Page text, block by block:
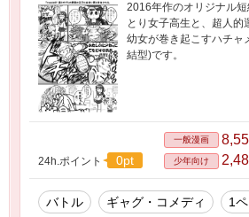
2016年作のオリジナル
とり女子高生と、超人的
幼女が巻き起こすハチャ
結型)です。
24h.ポイント 0pt
一般漫画
少年向け
バトル ギャグ・コメディ 1